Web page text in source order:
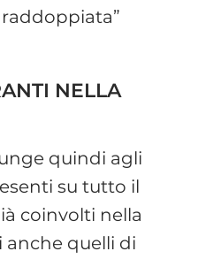
NELLA
quindi agli
su tutto il
coinvolti nella
anche quelli di